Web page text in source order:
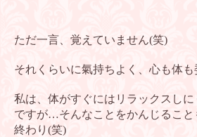
ただ一言、覚えていません(笑)
それくらいに氣持ちよく、心も体も
私は、体がすぐにはリラックスし
ですが…そんなことをかんじること
終わり(笑)